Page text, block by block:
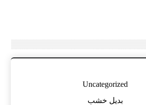
Uncategorized
بديل خشب